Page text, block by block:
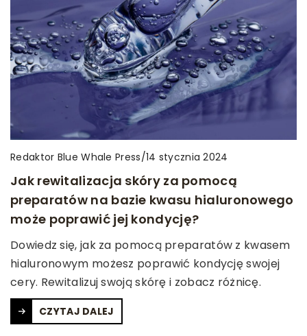
Redaktor Blue Whale Press/14 stycznia 2024
Jak rewitalizacja skóry za pomocą
preparatów na bazie kwasu hialuronowego
może poprawić jej kondycję?
Dowiedz się, jak za pomocą preparatów z kwasem
hialuronowym możesz poprawić kondycję swojej
cery. Rewitalizuj swoją skórę i zobacz różnicę.
CZYTAJ DALEJ